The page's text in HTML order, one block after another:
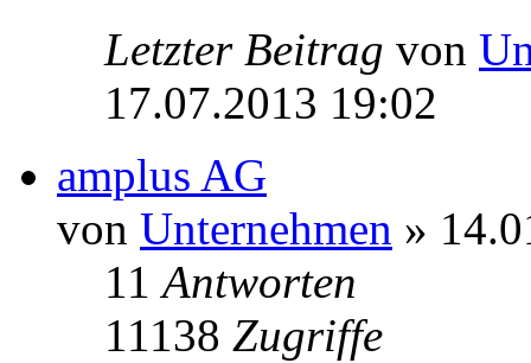
Letzter Beitrag von
17.07.2013 19:02
amplus AG
von Unternehmen »
11Antworten
11138 Zugriffe